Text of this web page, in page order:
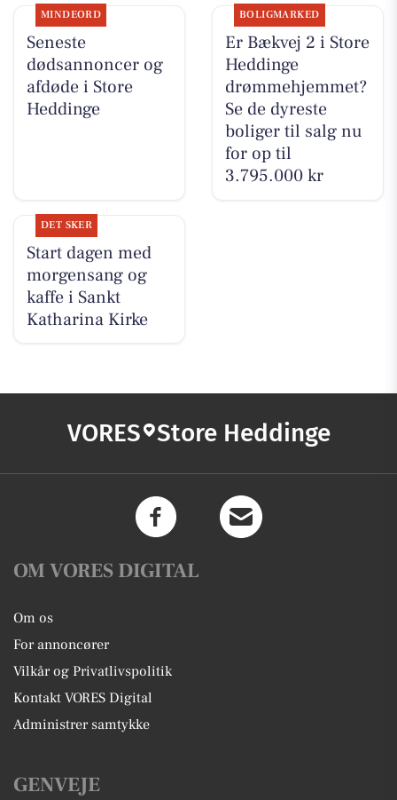
MINDEORD
Seneste
dødsannoncer og
afdøde i Store
Heddinge
BOLIGMARKED
Er Bækvej 2 i Store
Heddinge
drømmehjemmet?
Se de dyreste
boliger til salg nu
for op til
3.795.000 kr
DET SKER
Start dagen med
morgensang og
kaffe i Sankt
Katharina Kirke
VORES Store Heddinge
OM VORES DIGITAL
Om os
For annoncører
Vilkår og Privatlivspolitik
Kontakt VORES Digital
Administrer samtykke
GENVEJE